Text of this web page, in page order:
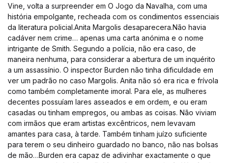
Vine, volta a surpreender em O Jogo da Navalha, com uma
história empolgante, recheada com os condimentos essenciais
da literatura policial.Anita Margolis desaparecera.Não havia
cadáver nem crime… apenas uma carta anónima e o nome
intrigante de Smith. Segundo a polícia, não era caso, de
maneira nenhuma, para considerar a abertura de um inquérito
a um assassínio. O inspector Burden não tinha dificuldade em
ver um padrão no caso Margolis. Anita não só era rica e frívola
como também completamente imoral. Para ele, as mulheres
decentes possuíam lares asseados e em ordem, e ou eram
casadas ou tinham empregos, ou ambas as coisas. Não viviam
com irmãos que eram artistas excêntricos, nem levavam
amantes para casa, à tarde. Também tinham juízo suficiente
para terem o seu dinheiro guardado no banco, não nas bolsas
de mão…Burden era capaz de adivinhar exactamente o que